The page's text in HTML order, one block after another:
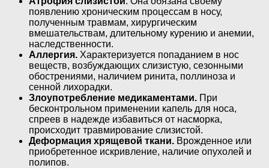
появлению хроническим процессам в носу,
полученным травмам, хирургическим
вмешательствам, длительному курению и анемии,
наследственности.
Аллергия. Характеризуется попаданием в нос
веществ, возбуждающих слизистую, сезонными
обострениями, наличием ринита, поллиноза и
сенной лихорадки.
Злоупотребление медикаментами. При
бесконтрольном применении капель для носа,
спреев в надежде избавиться от насморка,
происходит травмирование слизистой.
Деформация хрящевой ткани. Врожденное или
приобретенное искривление, наличие опухолей и
полипов.